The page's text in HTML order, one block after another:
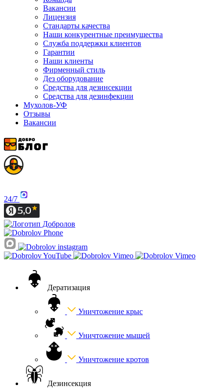
Вакансии
Лицензия
Стандарты качества
Наши конкурентные преимущества
Служба поддержки клиентов
Гарантии
Наши клиенты
Фирменный стиль
Дез оборудование
Средства для дезинсекции
Средства для дезинфекции
Мухолов-УФ
Отзывы
Вакансии
24/7
Дератизация
Уничтожение крыс
Уничтожение мышей
Уничтожение кротов
Дезинсекция